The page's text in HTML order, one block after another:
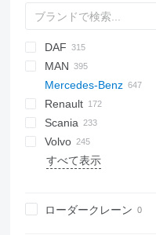
M-series
200 - series
BU
CityCat
BPO
DAF
AS
CF
LF
XB
XD
XF
Eagle
Elite
DFL
S-series
Cargo
Ranger
Transit
T series
Auman
BJ
53
C series
X series
W-series
G-series
HW
Ranger
HMF
C
P-series
EX-series
L-series
W-series
Daily
EuroCargo
Eurotech
Magirus
S-Way
Stralis
X-Way
4300
7400
WorkStar
ELF
Forward
M-Series
NPR
NQR
N-Series
M-series
X-series
SDR
F-series
MIC
Defender
MAN
F8
L2000
LE
NL series
TGA
TGS
PN
Mercedes-Benz
Actros
Actros 2532
Actros 2533
Actros 2535
Actros 2541
Antos
Antos 1830
Antos 1842
Antos 2533
Arocs
Arocs 1843
Arocs 2643
Atego
Atego 1224
Axor 1824
Econic 1824
SK
Canter
Canter
M-series
TREMO
Cabstar
NT
320
Boxer
Expert
Porter
TCI
Renault
C-series
D-series
D Wide
Kerax
Scania
G-series
L-series
R-series
L3000
371
LT
17S
19S
815
Phoenix
FM
Dyna
Hiace
Constellation
Crafter
Volvo
FE
FM
すべて表示
ローダークレーン